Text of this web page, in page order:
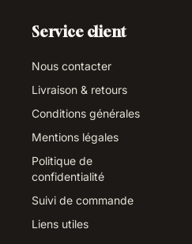
Service client
Nous contacter
Livraison & retours
Conditions générales
Mentions légales
Politique de
confidentialité
Suivi de commande
Liens utiles